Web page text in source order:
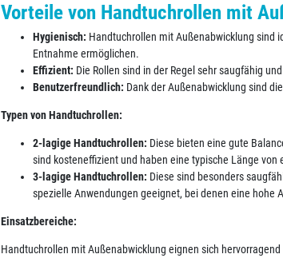
Vorteile von Handtuchrollen mit
Hygienisch: Handtuchrollen mit Außenabwicklung sind
Entnahme ermöglichen.
Effizient: Die Rollen sind in der Regel sehr saugfähig
Benutzerfreundlich: Dank der Außenabwicklung sind
Typen von Handtuchrollen:
2-lagige Handtuchrollen: Diese bieten eine gute
sind kosteneffizient und haben eine typische Länge
3-lagige Handtuchrollen: Diese sind besonders
spezielle Anwendungen geeignet, bei denen eine hohe
Einsatzbereiche:
Handtuchrollen mit Außenabwicklung eignen sich hervorragend